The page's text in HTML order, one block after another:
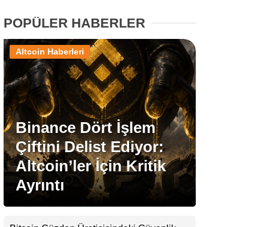
Facebook
Instagram
Youtube
TikTok
Pinterest
POPÜLER HABERLER
Binance Dört İşlem
Çiftini Delist Ediyor:
Altcoin’ler İçin Kritik
Ayrıntı
Altcoin Haberleri